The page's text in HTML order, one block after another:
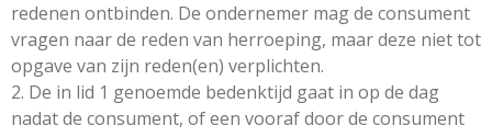
redenen ontbinden. De ondernemer mag de consument
vragen naar de reden van herroeping, maar deze niet tot
opgave van zijn reden(en) verplichten.
2. De in lid 1 genoemde bedenktijd gaat in op de dag
nadat de consument, of een vooraf door de consument